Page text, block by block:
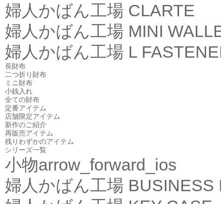
婦人かばん工場 CLARTE
婦人かばん工場 MINI
婦人かばん工場 L
長財布
二つ折り財布
ミニ財布
小銭入れ
全ての財布
定番アイテム
店舗限定アイテム
新作のご紹介
再販売アイテム
残りわずかのアイテム
シリーズ一覧
小物arrow_forward_ios
婦人かばん工場 BUSINESS